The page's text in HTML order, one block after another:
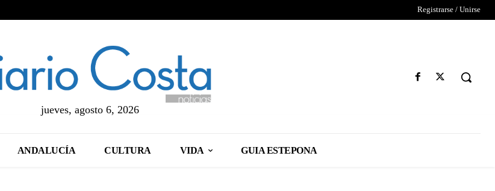
Registrarse / Unirse
jueves, agosto 6, 2026
ANDALUCÍA CULTURA VIDA GUIA ESTEPONA